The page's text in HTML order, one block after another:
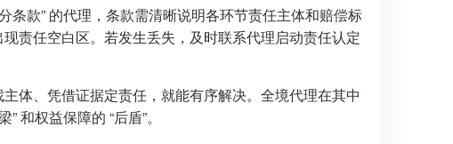
条款” 的代理，条款需清晰说明各环节责任主体和赔偿标
责任空白区。若发生丢失，及时联系代理启动责任认定
体、凭借证据定责任，就能有序解决。全境代理在其中
和权益保障的 “后盾”。